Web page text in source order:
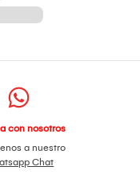
con nosotros
a nuestro
Chat